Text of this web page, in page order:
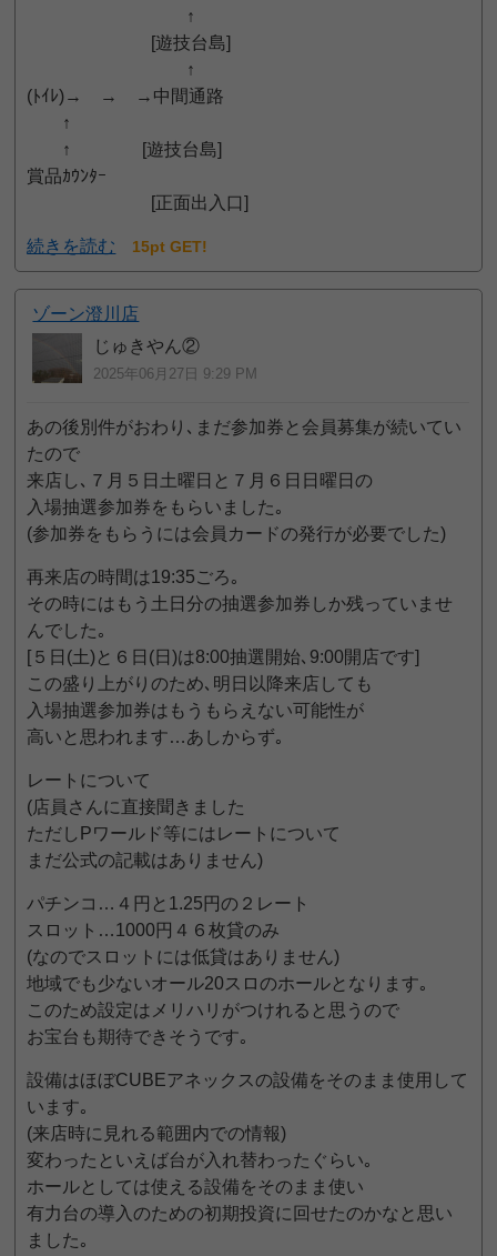
↑
[遊技台島]
↑
(ﾄｲﾚ)→ → →中間通路
↑
↑ [遊技台島]
賞品ｶｳﾝﾀｰ
[正面出入口]
続きを読む 15pt GET!
ゾーン澄川店
じゅきやん②
2025年06月27日 9:29 PM
あの後別件がおわり､まだ参加券と会員募集が続いてい
たので
来店し､７月５日土曜日と７月６日日曜日の
入場抽選参加券をもらいました｡
(参加券をもらうには会員カードの発行が必要でした)
再来店の時間は19:35ごろ｡
その時にはもう土日分の抽選参加券しか残っていませ
んでした｡
[５日(土)と６日(日)は8:00抽選開始､9:00開店です]
この盛り上がりのため､明日以降来店しても
入場抽選参加券はもうもらえない可能性が
高いと思われます…あしからず｡
レートについて
(店員さんに直接聞きました
ただしPワールド等にはレートについて
まだ公式の記載はありません)
パチンコ…４円と1.25円の２レート
スロット…1000円４６枚貸のみ
(なのでスロットには低貸はありません)
地域でも少ないオール20スロのホールとなります｡
このため設定はメリハリがつけれると思うので
お宝台も期待できそうです｡
設備はほぼCUBEアネックスの設備をそのまま使用して
います｡
(来店時に見れる範囲内での情報)
変わったといえば台が入れ替わったぐらい｡
ホールとしては使える設備をそのまま使い
有力台の導入のための初期投資に回せたのかなと思い
ました｡